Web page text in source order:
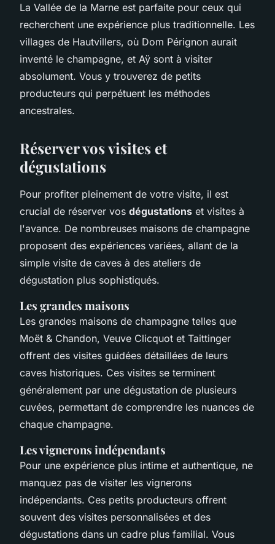
La Vallée de la Marne est parfaite pour ceux qui
recherchent une expérience plus traditionnelle. Les
villages de Hautvillers, où Dom Pérignon aurait
inventé le champagne, et Aÿ sont à visiter
absolument. Vous y trouverez de petits
producteurs qui perpétuent les méthodes
ancestrales.
Réserver vos visites et
dégustations
Pour profiter pleinement de votre visite, il est
crucial de réserver vos dégustations et visites à
l'avance. De nombreuses maisons de champagne
proposent des expériences variées, allant de la
simple visite de caves à des ateliers de
dégustation plus sophistiqués.
Les grandes maisons
Les grandes maisons de champagne telles que
Moët & Chandon, Veuve Clicquot et Taittinger
offrent des visites guidées détaillées de leurs
caves historiques. Ces visites se terminent
généralement par une dégustation de plusieurs
cuvées, permettant de comprendre les nuances de
chaque champagne.
Les vignerons indépendants
Pour une expérience plus intime et authentique, ne
manquez pas de visiter les vignerons
indépendants. Ces petits producteurs offrent
souvent des visites personnalisées et des
dégustations dans un cadre plus familial. Vous